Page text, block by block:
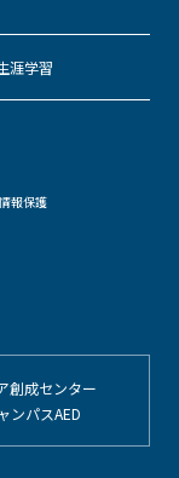
涯学習
報保護
創成センター
ンパスAED